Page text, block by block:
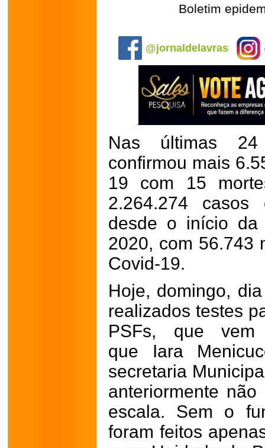
Boletim
@jornaldelavras
Nas últimas
confirmou mais
19 com 15
2.264.274 casos
desde o início da
2020, com 56.743
Covid-19.
Hoje, domingo,
realizados testes
PSFs, que vem
que Iara
secretaria
anteriormente
escala. Sem o
foram feitos